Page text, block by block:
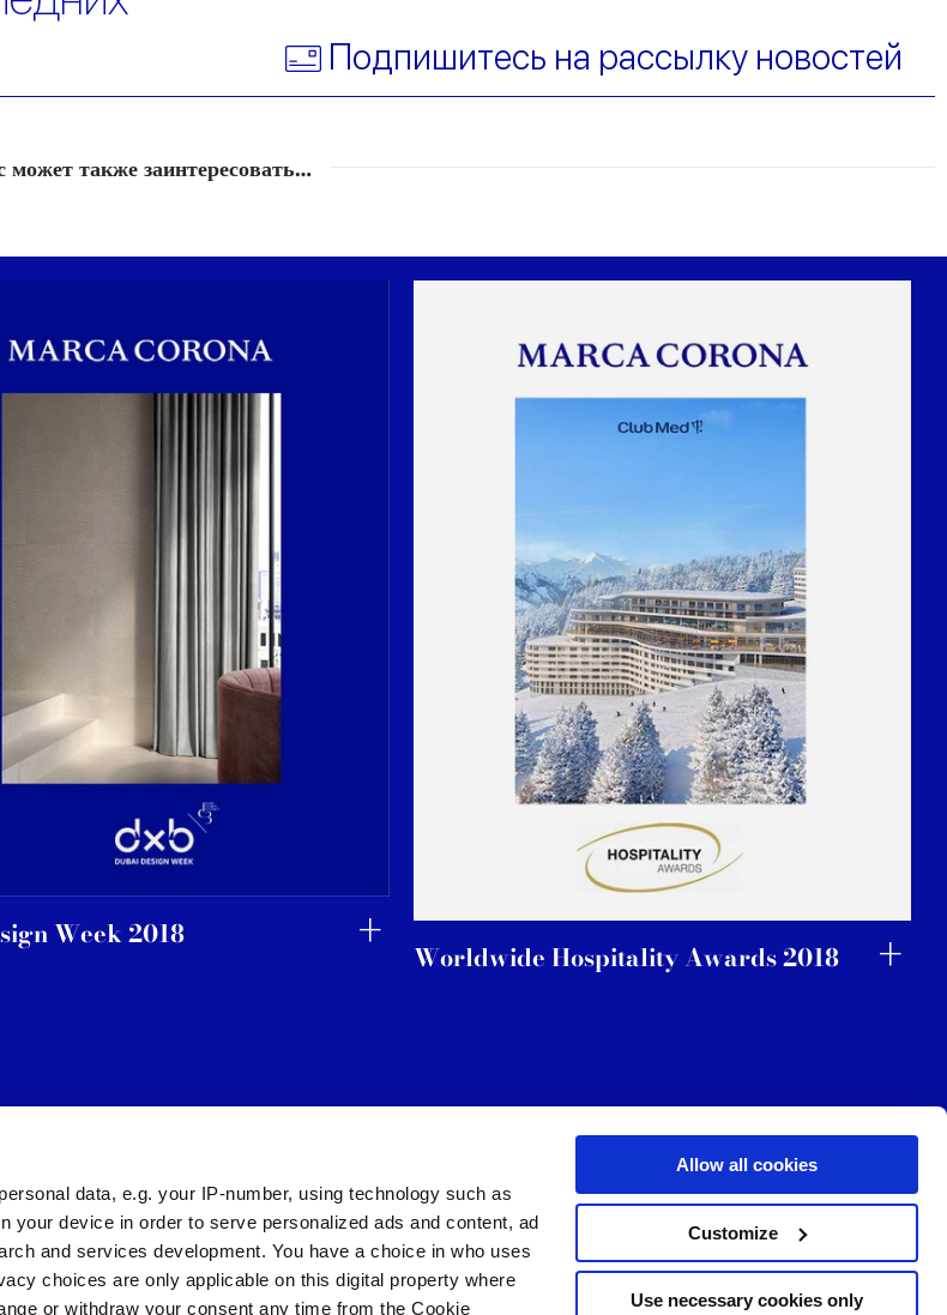
data, e.g. your IP-number, using technology such as
your device in order to serve personalized ads and content, ad
and services development. You have a choice in who uses
choices are only applicable on this digital property where
or withdraw your consent any time from the Cookie
Allow all cookies
Customize
Use necessary cookies only
Подпишитесь на рассылку новостей
может также заинтересовать…
Week 2018
Worldwide Hospitality Awards 2018
ссылки
Marca Corona
к нам
Юридическая зона
Условия продажи
Файлы cookie
Услуги
Зона загрузки
Территория профессионалов